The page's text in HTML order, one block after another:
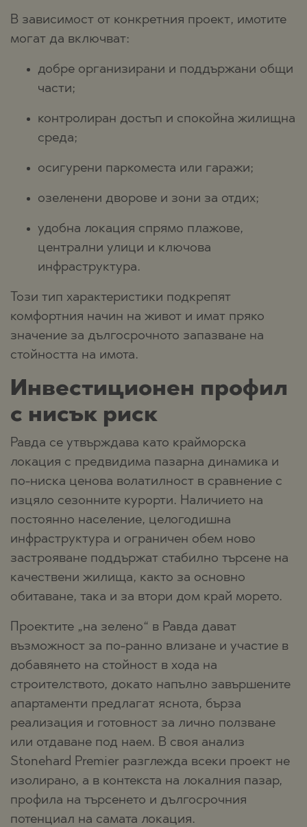
В зависимост от конкретния проект, имотите
могат да включват:
добре организирани и поддържани общи
части;
контролиран достъп и спокойна жилищна
среда;
осигурени паркоместа или гаражи;
озеленени дворове и зони за отдих;
удобна локация спрямо плажове,
централни улици и ключова
инфраструктура.
Този тип характеристики подкрепят
комфортния начин на живот и имат пряко
значение за дългосрочното запазване на
стойността на имота.
Инвестиционен профил
с нисък риск
Равда се утвърждава като крайморска
локация с предвидима пазарна динамика и
по-ниска ценова волатилност в сравнение с
изцяло сезонните курорти. Наличието на
постоянно население, целогодишна
инфраструктура и ограничен обем ново
застрояване поддържат стабилно търсене на
качествени жилища, както за основно
обитаване, така и за втори дом край морето.
Проектите „на зелено“ в Равда дават
възможност за по-ранно влизане и участие в
добавянето на стойност в хода на
строителството, докато напълно завършените
апартаменти предлагат яснота, бърза
реализация и готовност за лично ползване
или отдаване под наем. В своя анализ
Stonehard Premier разглежда всеки проект не
изолирано, а в контекста на локалния пазар,
профила на търсенето и дългосрочния
потенциал на самата локация.